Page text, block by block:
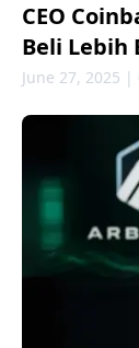
CEO
Beli Lebih
June 27, 2025 |